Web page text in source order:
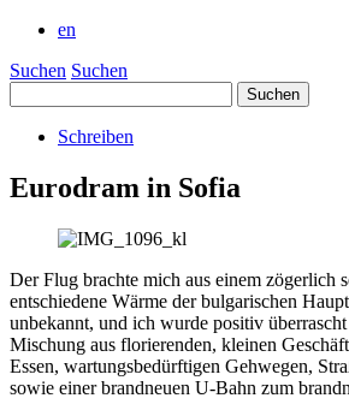
en
Suchen Suchen
nach:
Schreiben
Eurodram in Sofia
Der Flug brachte mich aus einem zögerlich
entschiedene Wärme der bulgarischen
unbekannt, und ich wurde positiv
Mischung aus florierenden, kleinen
Essen, wartungsbedürftigen Gehwegen,
sowie einer brandneuen U-Bahn zum